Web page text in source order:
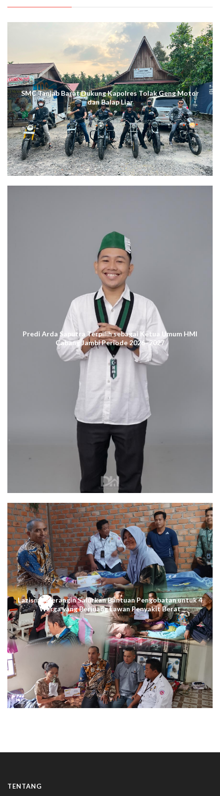
SMC Tanjab Barat Dukung Kapolres Tolak Geng Motor
dan Balap Liar
Predi Arda Saputra Terpilih sebagai Ketua Umum HMI
Cabang Jambi Periode 2026–2027
Lazismu Merangin Salurkan Bantuan Pengobatan untuk 4
Warga yang Berjuang Lawan Penyakit Berat
TENTANG